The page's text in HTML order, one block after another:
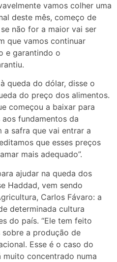
vamos colher uma
deste mês, começo de
não for a maior vai ser
que vamos continuar
e garantindo o
queda do dólar, disse o
do preço dos alimentos.
começou a baixar para
fundamentos da
a safra que vai entrar a
que esses preços
mais adequado”.
ajudar na queda dos
Haddad, vem sendo
Carlos Fávaro: a
determinada cultura
do país. “Ele tem feito
a produção de
Esse é o caso do
concentrado numa